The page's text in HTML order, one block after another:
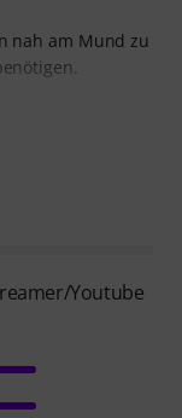
nah am Mund zu
Youtube